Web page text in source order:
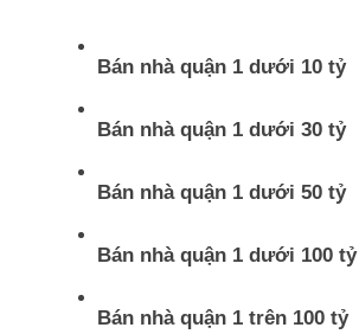
Bán nhà quận 1 dưới 10 tỷ
Bán nhà quận 1 dưới 30 tỷ
Bán nhà quận 1 dưới 50 tỷ
Bán nhà quận 1 dưới 100 tỷ
Bán nhà quận 1 trên 100 tỷ